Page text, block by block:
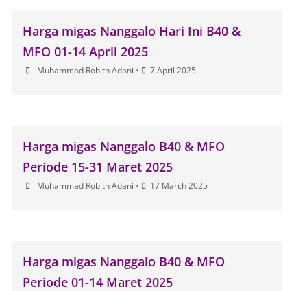
Harga migas Nanggalo Hari Ini B40 &
MFO 01-14 April 2025
Muhammad Robith Adani • 7 April 2025
Harga migas Nanggalo B40 & MFO
Periode 15-31 Maret 2025
Muhammad Robith Adani • 17 March 2025
Harga migas Nanggalo B40 & MFO
Periode 01-14 Maret 2025